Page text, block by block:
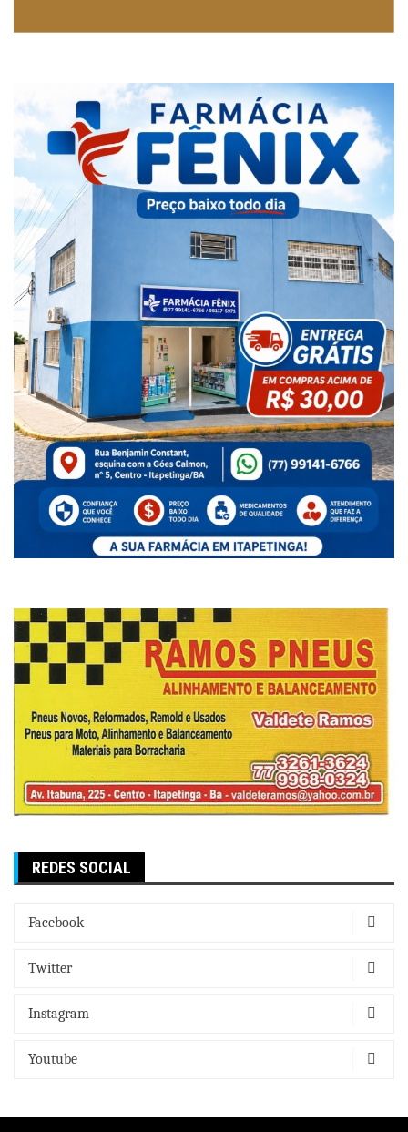
REDES SOCIAL
Facebook
Twitter
Instagram
Youtube